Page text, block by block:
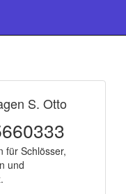
S. Otto
für Schlösser,
und